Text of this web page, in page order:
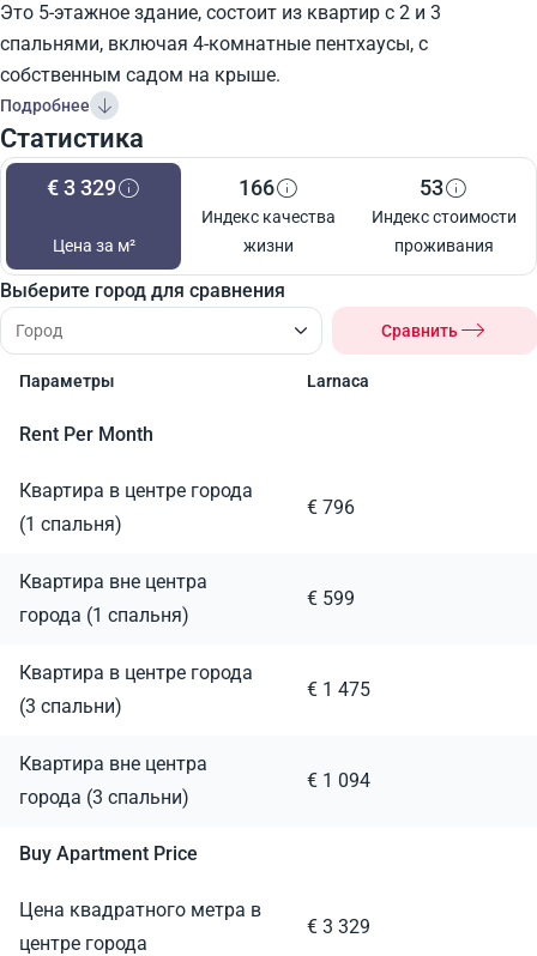
Это 5-этажное здание, состоит из квартир с 2 и 3
спальнями, включая 4-комнатные пентхаусы, с
собственным садом на крыше.
Подробнее
Статистика
€ 3 329
Цена за м²
166
Индекс качества
жизни
53
Индекс стоимости
проживания
Выберите город для сравнения
Сравнить
Параметры Larnaca
Rent Per Month
Квартира в центре города
(1 спальня)
€ 796
Квартира вне центра
города (1 спальня)
€ 599
Квартира в центре города
(3 спальни)
€ 1 475
Квартира вне центра
города (3 спальни)
€ 1 094
Buy Apartment Price
Цена квадратного метра в
центре города
€ 3 329